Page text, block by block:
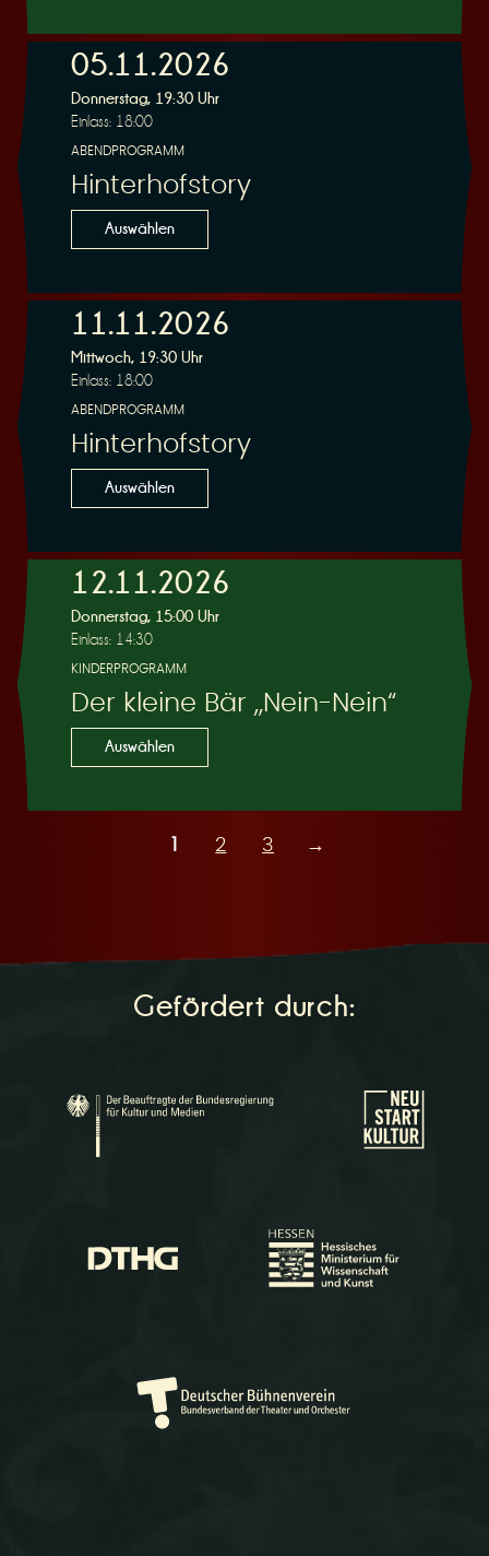
05.11.2026
Donnerstag, 19:30 Uhr
Einlass: 18:00
ABENDPROGRAMM
Hinterhofstory
Auswählen
11.11.2026
Mittwoch, 19:30 Uhr
Einlass: 18:00
ABENDPROGRAMM
Hinterhofstory
Auswählen
12.11.2026
Donnerstag, 15:00 Uhr
Einlass: 14:30
KINDERPROGRAMM
Der kleine Bär „Nein-Nein“
Auswählen
2 3 →
Gefördert durch: